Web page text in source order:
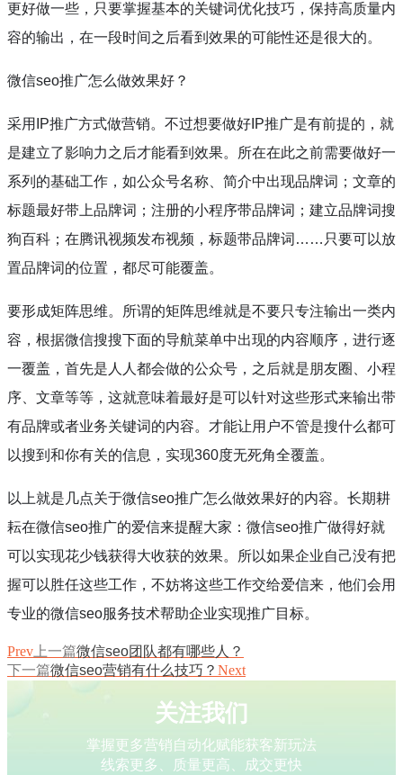
更好做一些，只要掌握基本的关键词优化技巧，保持高质量内
容的输出，在一段时间之后看到效果的可能性还是很大的。
微信seo推广怎么做效果好？
采用 IP推广方式做营销。不过想要做好 IP推广是有前提的，就
是建立了影响力之后才能看到效果。所在在此之前需要做好一
系列的基础工作，如公众号名称、简介中出现品牌词；文章的
标题最好带上品牌词；注册的小程序带品牌词；建立品牌词搜
狗百科；在腾讯视频发布视频，标题带品牌词……只要可以放
置品牌词的位置，都尽可能覆盖。
要形成矩阵思维。所谓的矩阵思维就是不要只专注输出一类内
容，根据微信搜搜下面的导航菜单中出现的内容顺序，进行逐
一覆盖，首先是人人都会做的公众号，之后就是朋友圈、小程
序、文章等等，这就意味着最好是可以针对这些形式来输出带
有品牌或者业务关键词的内容。才能让用户不管是搜什么都可
以搜到和你有关的信息，实现360度无死角全覆盖。
以上就是几点关于微信seo推广怎么做效果好的内容。长期耕
耘在微信seo推广的爱信来提醒大家：微信seo推广做得好就
可以实现花少钱获得大收获的效果。所以如果企业自己没有把
握可以胜任这些工作，不妨将这些工作交给爱信来，他们会用
专业的微信seo服务技术帮助企业实现推广目标。
Prev 上一篇微信seo团队都有哪些人？
下一篇微信seo营销有什么技巧？ Next
关注我们
掌握更多营销自动化赋能获客新玩法
线索更多、质量更高、成交更快